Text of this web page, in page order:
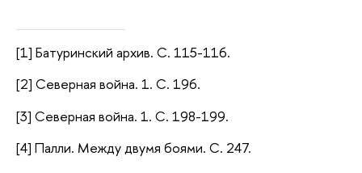
[1] Батуринский архив. С. 115-116.
[2] Северная война. 1. С. 196.
[3] Северная война. 1. С. 198-199.
[4] Палли. Между двумя боями. С. 247.